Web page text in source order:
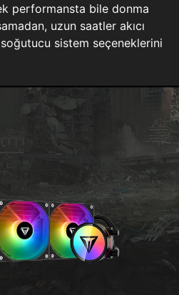
performansta bile donma
uzun saatler akıcı
sistem seçeneklerini